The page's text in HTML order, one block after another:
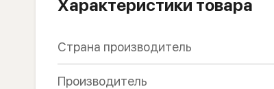
Характеристики товара
Страна производитель
Производитель